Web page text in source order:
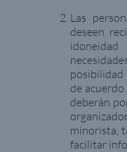
Las
deseen
de
deberán
minorista,
facilitar